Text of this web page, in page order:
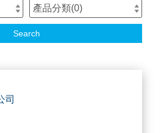
產品分類(0)
Search
司